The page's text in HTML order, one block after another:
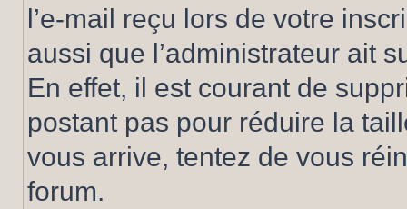
l’e-mail reçu lors de votre
aussi que l’administrateur ait
En effet, il est courant de
postant pas pour réduire la
vous arrive, tentez de vous
forum.